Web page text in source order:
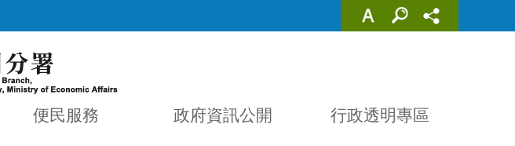
便民服務 政府資訊公開
行政透明專區